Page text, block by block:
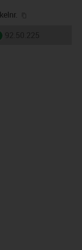
igus-icon-lieferzeit